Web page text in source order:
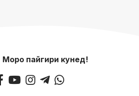
Моро пайгири кунед!